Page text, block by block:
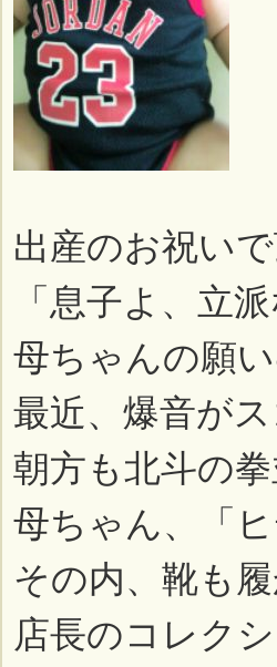
出産のお祝い
「息子よ、立
母ちゃんの願
最近、爆音が
朝方も北斗の
母ちゃん、「
その内、靴も
店長のコレク